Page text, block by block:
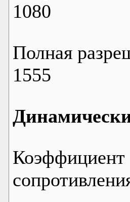
1080
Полная
1555
Коэффициент